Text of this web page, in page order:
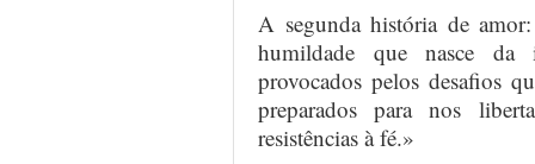
A segunda história de
humildade que nasce da
provocados pelos desafios
preparados para nos
resistências à fé.»